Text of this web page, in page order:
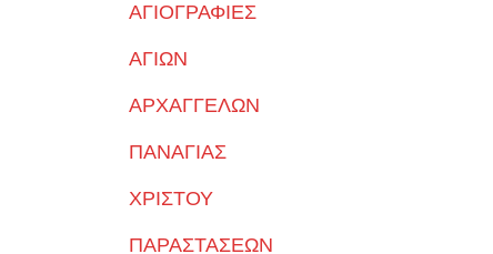
ΑΓΙΟΓΡΑΦΙΕΣ
ΑΓΙΩΝ
ΑΡΧΑΓΓΕΛΩΝ
ΠΑΝΑΓΙΑΣ
ΧΡΙΣΤΟΥ
ΠΑΡΑΣΤΑΣΕΩΝ